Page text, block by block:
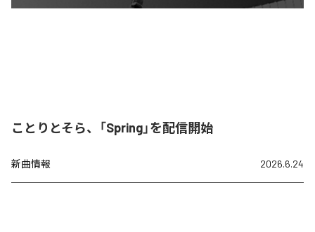
ことりとそら、「Spring」を配信開始
新曲情報 2026.6.24